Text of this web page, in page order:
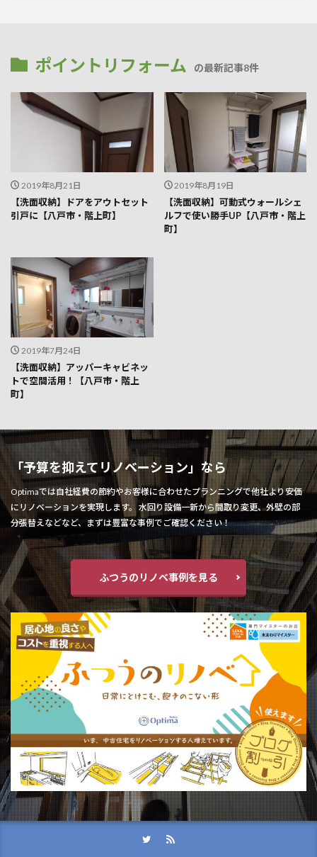
ポイントリフォーム の最新記事8件
2019年8月21日
【洗面収納】ドアをアウトセット
引戸に【八戸市・階上町】
2019年8月19日
【洗面収納】可動式ウォールシェ
ルフで使い勝手UP【八戸市・階上
町】
2019年7月24日
【洗面収納】アッパーキャビネッ
トで空間活用！【八戸市・階上
町】
「予算を抑えてリノベーション」なら
Optimaでは自社経費の節約やお客様に合わせたプランニングで他社より安価
にリノベーションを実現します。 水回り設備一新から間取り変更、外壁の部
分張替えなどなど、まずは豊富な事例でご確認ください！
ふつうのリノベ事例を見る